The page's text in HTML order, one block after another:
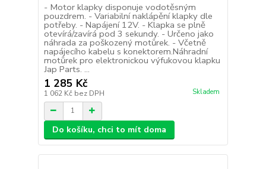
- Motor klapky disponuje vodotěsným
pouzdrem. - Variabilní naklápění klapky dle
potřeby. - Napájení 12V. - Klapka se plně
otevírá/zavírá pod 3 sekundy. - Určeno jako
náhrada za poškozený motůrek. - Včetně
napájecího kabelu s konektorem.Náhradní
motůrek pro elektronickou výfukovou klapku
Jap Parts. ...
1 285 Kč
1 062 Kč bez DPH Skladem
Do košíku, chci to mít doma